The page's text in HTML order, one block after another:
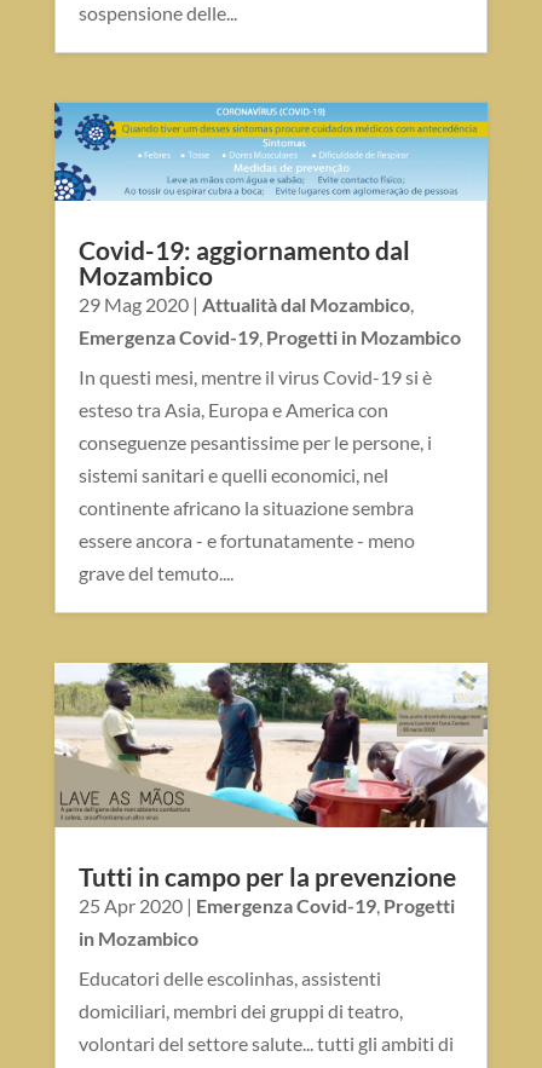
sospensione delle...
Covid-19: aggiornamento dal
Mozambico
29 Mag 2020| Attualità dal Mozambico,
Emergenza Covid-19, Progetti in Mozambico
In questi mesi, mentre il virus Covid-19 si è
esteso tra Asia, Europa e America con
conseguenze pesantissime per le persone, i
sistemi sanitari e quelli economici, nel
continente africano la situazione sembra
essere ancora - e fortunatamente - meno
grave del temuto....
Tutti in campo per la prevenzione
25 Apr 2020| Emergenza Covid-19, Progetti
in Mozambico
Educatori delle escolinhas, assistenti
domiciliari, membri dei gruppi di teatro,
volontari del settore salute... tutti gli ambiti di